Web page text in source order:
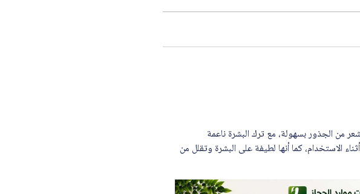
على إزالة الشعر من الجذور بسهولة، مع ترك البشرة ناعمة
الاستخدام، كما أنها لطيفة على البشرة وتقلل من